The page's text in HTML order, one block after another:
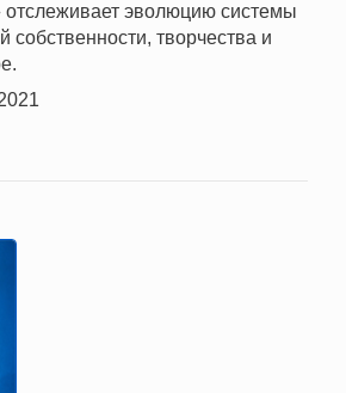
эволюцию системы
собственности, творчества и